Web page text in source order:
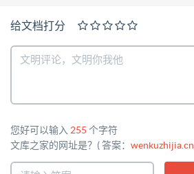
给文档打分
您好可以输入 255 个字符
文库之家的网址是？( 答案： wenkuzhijia.cn